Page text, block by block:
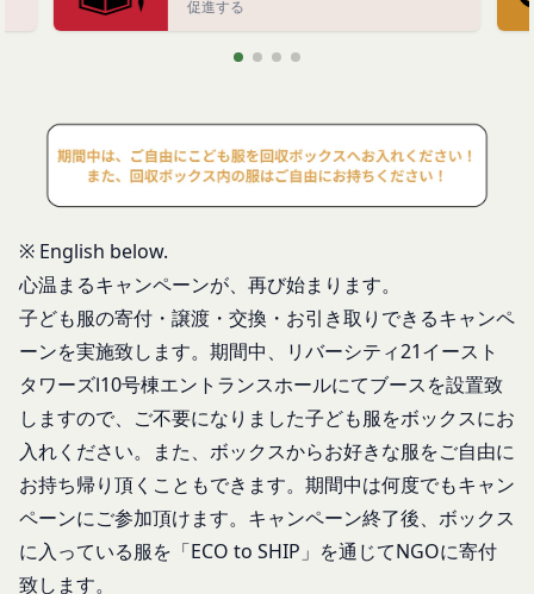
促進する
※ English below.
心温まるキャンペーンが、再び始まります。
子ども服の寄付・譲渡・交換・お引き取りできるキャンペ
ーンを実施致します。 期間中、
リバーシティ21イースト
タワーズⅠ10号棟エントランスホールにてブースを設置致
しますので、 ご不要になりました子ども服をボックスにお
入れください。
また、ボックスからお好きな服をご自由に
お持ち帰り頂くこともできます。期間中は何度でもキャン
ペーンにご参加頂けます。 キャンペーン終了後、ボックス
に入っている服を「ECO to SHIP」を通じてNGOに寄付
致します。
端末情報
を利用する場合、当社は、端末識別子およびIPアド
客様が端末に関連付けた名前、端末の種類、電話番
号、国、およびユーザー名、もしくはメールアドレ
スなど、お客様が提供することを選択したその他の
位置情報
お客様が、端末または携帯端末上で当社のサービス
を利用し、そこで位置情報を提供することを認めた
場合、当社は、お客様の位置情報を取得することが
あります。通常はお客様のブラウザや端末の設定に
より無効にすることができますが、無効にした場合
には当社のサービスの一部が利用できなくなくなる
ことがあります。
お客様のアクションに関する情報
お客様が、当社のサービスを利用する際、直接当社
に提供した情報および当社のサービスを提供してい
る第三者サービス提供者を通じて提供した情報を、
本規約の内容の全てを承認いただいた上、本サービ
ス所定の手続きに従い会員登録を申請し、当社がこ
「登録希望者」
本サービスの利用を希望する法人、団体、個人をい
います。
「会員登録」
本サービスの利用登録をいいます。
「登録情報」
登録希望者及び利用者が会員登録時に登録した当社
が定める情報、本サービス利用中に当社が必要と判
断して登録を求めた情報及びこれらの情報について
利用者自身が追加、変更を行った場合の当該情報を
いいます。
「アカウント」
各会員が保有する、本サービスの利用に関する権利
の総体をいいます。
「パスワード」